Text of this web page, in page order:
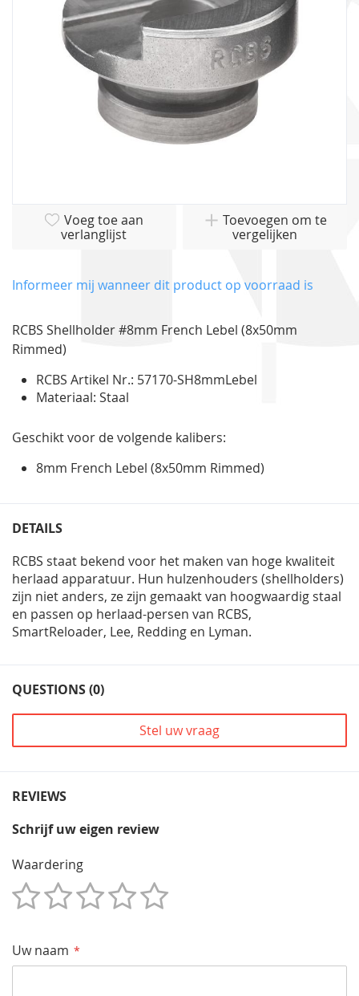
van
gallerij
Voeg toe aan
verlanglijst
Toevoegen om te
vergelijken
Informeer mij wanneer dit product op voorraad is
RCBS Shellholder #8mm French Lebel (8x50mm
Rimmed)
RCBS Artikel Nr.: 57170-SH8mmLebel
Materiaal: Staal
Geschikt voor de volgende kalibers:
8mm French Lebel (8x50mm Rimmed)
DETAILS
RCBS staat bekend voor het maken van hoge kwaliteit
herlaad apparatuur. Hun hulzenhouders (shellholders)
zijn niet anders, ze zijn gemaakt van hoogwaardig staal
en passen op herlaad-persen van RCBS,
SmartReloader, Lee, Redding en Lyman.
QUESTIONS (0)
Stel uw vraag
REVIEWS
Schrijf uw eigen review
Waardering
Uw naam